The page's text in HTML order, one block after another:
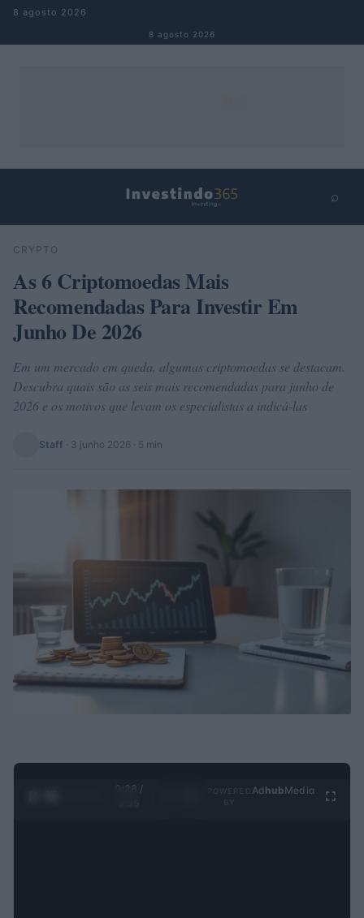
Pular para o conteúdo
8 agosto 2026
8 agosto 2026
⌕
Buscar
CRYPTO
As 6 Criptomoedas Mais
Recomendadas Para Investir Em
Junho De 2026
Em um mercado em queda, algumas criptomoedas se destacam.
Descubra quais são as seis mais recomendadas para junho de
2026 e os motivos que levam os especialistas a indicá-las
Staff · 3 junho 2026 · 5 min
0:29 /
Ad hubMedia